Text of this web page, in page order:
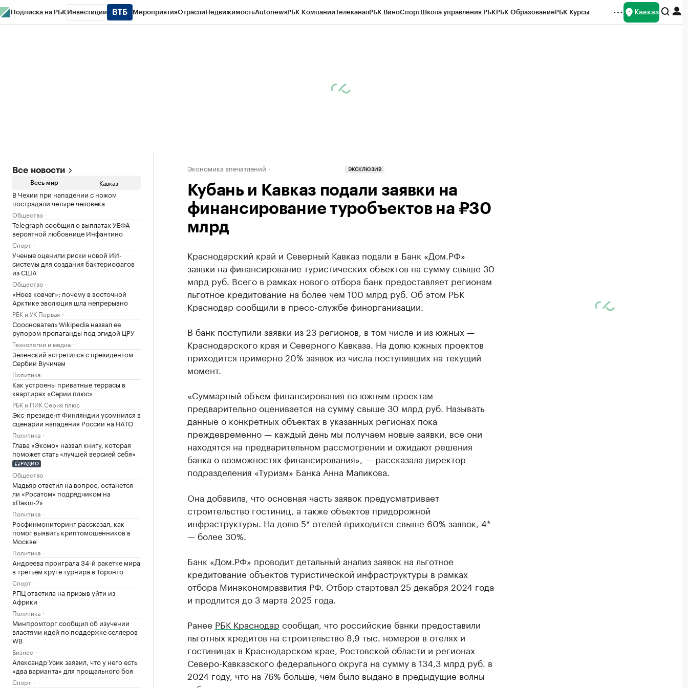
Подписка на РБК Инвестиции МероприятияОтраслиНедвижимостьAutonewsРБК КомпанииТелеканалРБК ВиноСпортШкола управления РБКРБК ОбразованиеРБК Курсы Кавказ
Все новости
Весь мир Кавказ
В Чехии при нападении с ножом
пострадали четыре человека
Общество
Telegraph сообщил о выплатах УЕФА
вероятной любовнице Инфантино
Спорт
Ученые оценили риски новой ИИ-
системы для создания бактериофагов
из США
Общество
«Ноев ковчег»: почему в восточной
Арктике эволюция шла непрерывно
РБК и УК Первая
Сооснователь Wikipedia назвал ее
рупором пропаганды под эгидой ЦРУ
Технологии и медиа
Зеленский встретился с президентом
Сербии Вучичем
Политика
Как устроены приватные террасы в
квартирах «Серии плюс»
РБК и ПИК Серия плюс
Экс-президент Финляндии усомнился в
сценарии нападения России на НАТО
Политика
Глава «Эксмо» назвал книгу, которая
поможет стать «лучшей версией себя»
РАДИО
Общество
Мадьяр ответил на вопрос, останется
ли «Росатом» подрядчиком на
«Пакш-2»
Политика
Росфинмониторинг рассказал, как
помог выявить криптомошенников в
Москве
Политика
Андреева проиграла 34-й ракетке мира
в третьем круге турнира в Торонто
Спорт
РПЦ ответила на призыв уйти из
Африки
Политика
Минпромторг сообщил об изучении
властями идей по поддержке селлеров
WB
Бизнес
Александр Усик заявил, что у него есть
«два варианта» для прощального боя
Спорт
Экономика впечатлений ЭКСКЛЮЗИВ
Кубань и Кавказ подали заявки на
финансирование туробъектов на ₽30
млрд
Краснодарский край и Северный Кавказ подали в Банк «Дом.РФ»
заявки на финансирование туристических объектов на сумму свыше 30
млрд руб. Всего в рамках нового отбора банк предоставляет регионам
льготное кредитование на более чем 100 млрд руб. Об этом РБК
Краснодар сообщили в пресс-службе финорганизации.
В банк поступили заявки из 23 регионов, в том числе и из южных —
Краснодарского края и Северного Кавказа. На долю южных проектов
приходится примерно 20% заявок из числа поступивших на текущий
момент.
«Суммарный объем финансирования по южным проектам
предварительно оценивается на сумму свыше 30 млрд руб. Называть
данные о конкретных объектах в указанных регионах пока
преждевременно — каждый день мы получаем новые заявки, все они
находятся на предварительном рассмотрении и ожидают решения
банка о возможностях финансирования», — рассказала директор
подразделения «Туризм» Банка Анна Маликова.
Она добавила, что основная часть заявок предусматривает
строительство гостиниц, а также объектов придорожной
инфраструктуры. На долю 5* отелей приходится свыше 60% заявок, 4*
— более 30%.
Банк «Дом.РФ» проводит детальный анализ заявок на льготное
кредитование объектов туристической инфраструктуры в рамках
отбора Минэкономразвития РФ. Отбор стартовал 25 декабря 2024 года
и продлится до 3 марта 2025 года.
Ранее РБК Краснодар сообщал, что российские банки предоставили
льготных кредитов на строительство 8,9 тыс. номеров в отелях и
гостиницах в Краснодарском крае, Ростовской области и регионах
Северо-Кавказского федерального округа на сумму в 134,3 млрд руб. в
2024 году, что на 76% больше, чем было выдано в предыдущие волны